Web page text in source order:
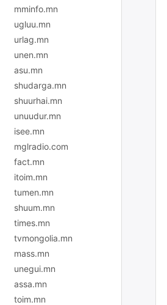
mminfo.mn
ugluu.mn
urlag.mn
unen.mn
asu.mn
shudarga.mn
shuurhai.mn
unuudur.mn
isee.mn
mglradio.com
fact.mn
itoim.mn
tumen.mn
shuum.mn
times.mn
tvmongolia.mn
mass.mn
unegui.mn
assa.mn
toim.mn